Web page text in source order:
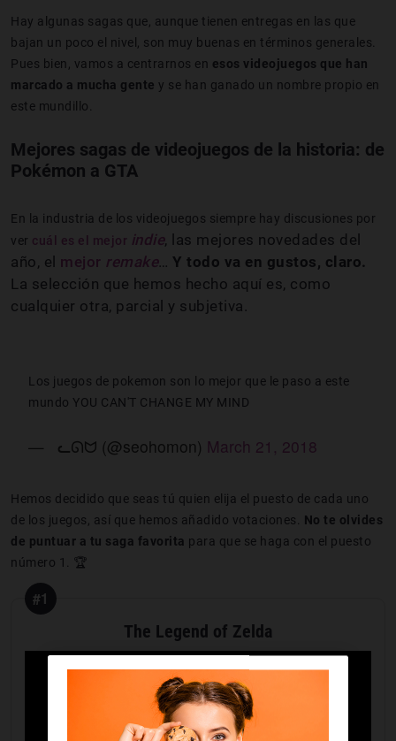
Hay algunas sagas que, aunque tienen entregas en las que
bajan un poco el nivel, son muy buenas en términos generales.
Pues bien, vamos a centrarnos en esos videojuegos que han
marcado a mucha gente y se han ganado un nombre propio en
este mundillo.
Mejores sagas de videojuegos de la historia: de
Pokémon a GTA
En la industria de los videojuegos siempre hay discusiones por
ver cuál es el mejor indie, las mejores novedades del
año, el mejor remake… Y todo va en gustos, claro.
La selección que hemos hecho aquí es, como
cualquier otra, parcial y subjetiva.
Los juegos de pokemon son lo mejor que le paso a este
mundo YOU CAN'T CHANGE MY MIND
— ͏͏ ͏͏ ͏ᓚᘏᗢ (@seohomon) March 21, 2018
Hemos decidido que seas tú quien elija el puesto de cada uno
de los juegos, así que hemos añadido votaciones. No te olvides
de puntuar a tu saga favorita para que se haga con el puesto
número 1. 🏆
#1
The Legend of Zelda